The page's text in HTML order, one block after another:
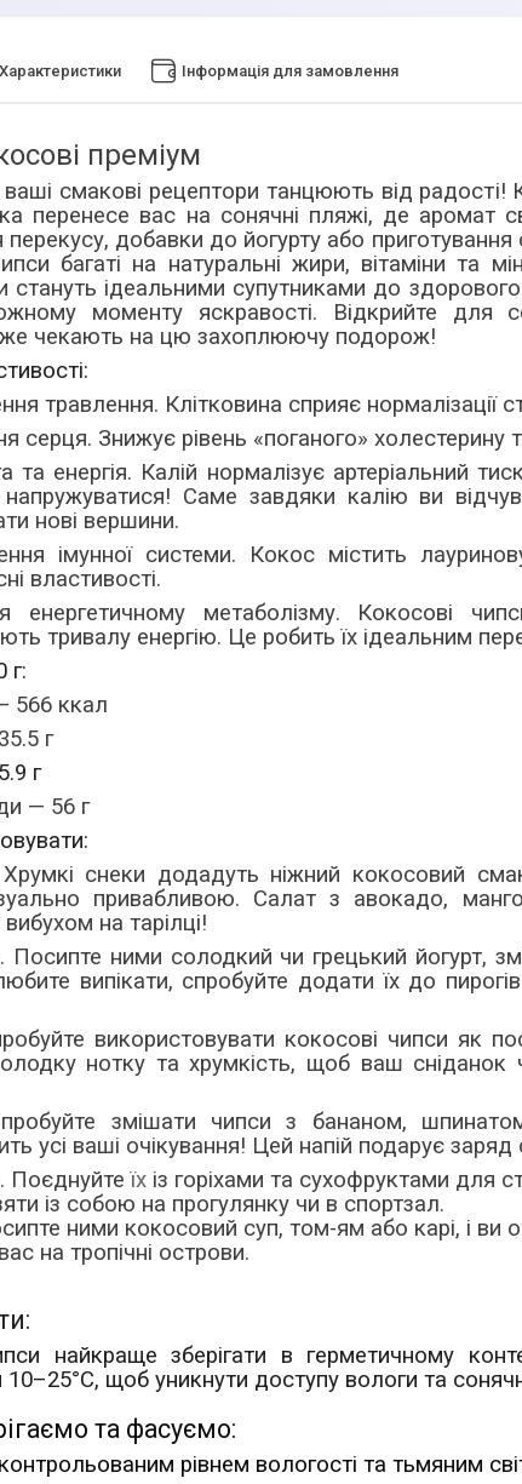
Характеристики Інформація для замовлення
преміум
ваші смакові рецептори танцюють від
перенесе вас на сонячні пляжі, де аромат
перекусу, добавки до йогурту або приготування
багаті на натуральні жири, вітаміни та
стануть ідеальними супутниками до
моменту яскравості. Відкрийте для
чекають на цю захоплюючу подорож!
травлення. Клітковина сприяє нормалізації
серця. Знижує рівень «поганого» холестерину
та енергія. Калій нормалізує артеріальний
Саме завдяки калію ви
нові вершини.
імунної системи. Кокос містить
властивості.
енергетичному метаболізму. Кокосові
тривалу енергію. Це робить їх ідеальним
г:
566 ккал
г
5.9 г
— 56 г
Хрумкі снеки додадуть ніжний кокосовий
привабливою. Салат з авокадо,
на тарілці!
Посипте ними солодкий чи грецький йогурт,
випікати, спробуйте додати їх до
використовувати кокосові чипси як
нотку та хрумкість, щоб ваш
змішати чипси з бананом,
усі ваші очікування! Цей напій подарує заряд
Поєднуйте їх із горіхами та сухофруктами для
із собою на прогулянку чи в спортзал.
ними кокосовий суп, том-ям або карі, і ви
на тропічні острови.
найкраще зберігати в герметичному
щоб уникнути доступу вологи та
та фасуємо:
рівнем вологості та тьмяним